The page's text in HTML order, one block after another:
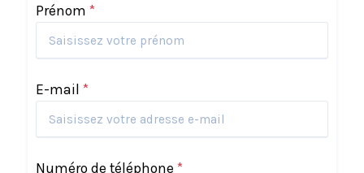
Prénom *
E-mail *
Numéro de téléphone *